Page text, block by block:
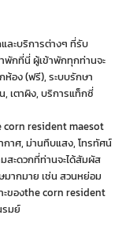
ละบริการต่างๆ ที่รับ
าพักที่นี่ ผู้เข้าพักทุกท่านจะ
ห้อง (ฟรี), ระบบรักษา
, เตาผิง, บริการแท็กซี่
resident maesot
กาศ, ม่านทึบแสง, โทรทัศน์
สะดวกที่ท่านจะได้สัมผัส
ากมาย เช่น สวนหย่อม
ะของthe corn resident
รมย์